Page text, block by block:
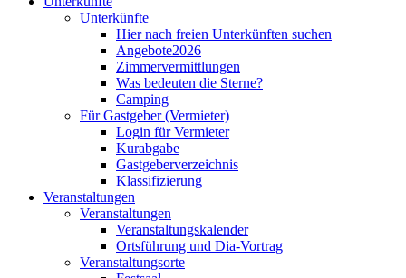
Unterkünfte
Hier nach freien Unterkünften suchen
Angebote2026
Zimmervermittlungen
Was bedeuten die Sterne?
Camping
Für Gastgeber (Vermieter)
Login für Vermieter
Kurabgabe
Gastgeberverzeichnis
Klassifizierung
Veranstaltungen
Veranstaltungen
Veranstaltungskalender
Ortsführung und Dia-Vortrag
Veranstaltungsorte